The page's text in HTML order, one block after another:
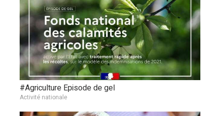
#Agriculture Episode de gel
Activité nationale